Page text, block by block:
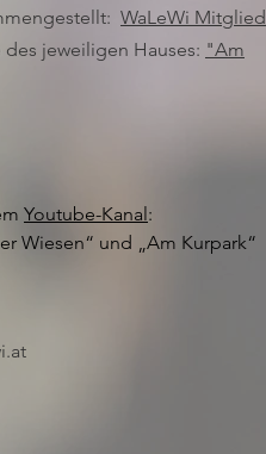
WaLeWi Mitglied
jeweiligen Hauses: "Am
Youtube-Kanal:
Wiesen“ und „Am Kurpark“